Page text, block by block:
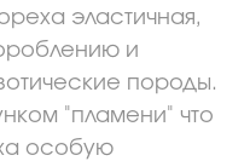
эластичная,
и
породы.
"пламени" что
особую